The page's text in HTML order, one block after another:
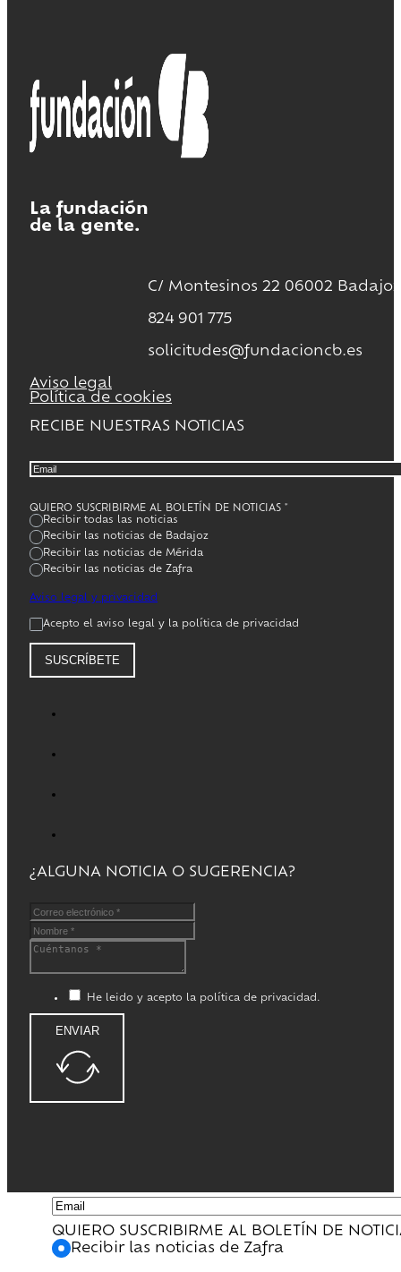
La fundación
de la gente.
C/ Montesinos 22 06002 Badajoz
824 901 775
solicitudes@fundacioncb.es
Aviso legal
Política de cookies
RECIBE NUESTRAS NOTICIAS
QUIERO SUSCRIBIRME AL BOLETÍN DE NOTICIAS *
Recibir todas las noticias
Recibir las noticias de Badajoz
Recibir las noticias de Mérida
Recibir las noticias de Zafra
Aviso legal y privacidad
Acepto el aviso legal y la política de privacidad
SUSCRÍBETE
¿ALGUNA NOTICIA O SUGERENCIA?
He leido y acepto la política de privacidad.
ENVIAR
QUIERO SUSCRIBIRME AL BOLETÍN DE
Recibir las noticias de Zafra